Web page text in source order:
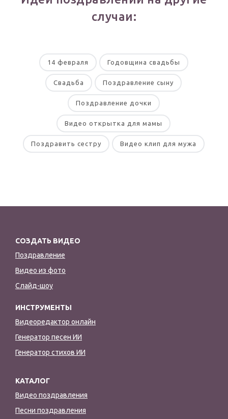
случаи:
14 февраля Годовщина свадьбы
Свадьба Поздравление сыну
Поздравление дочки
Видео открытка для мамы
Поздравить сестру Видео клип для мужа
СОЗДАТЬ ВИДЕО
Поздравление
Видео из фото
Слайд-шоу
ИНСТРУМЕНТЫ
Видеоредактор онлайн
Генератор песен ИИ
Генератор стихов ИИ
КАТАЛОГ
Видео поздравления
Песни поздравления